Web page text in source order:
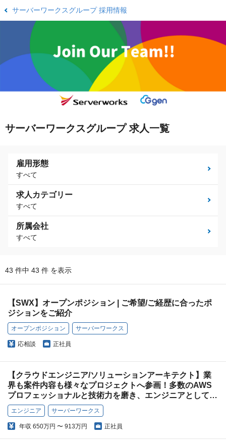
サーバーワークスグループ 採用情報
サーバーワークスグループ 求人一覧
雇用形態
すべて
求人カテゴリー
すべて
所属会社
すべて
43 件中 43 件 を表示
【SWX】オープンポジション | ご希望/ご経歴に合ったポ
ジションをご紹介
オープンポジション サーバーワークス
応相談 正社員
【クラウドエンジニア/ソリューションアーキテクト】業
界も案件内容も様々なプロジェクトへ参画！多数のAWS
プロフェッショナルと技術力を磨き、エンジニアとして成
長しましょう！
エンジニア サーバーワークス
年収 650万円 〜 913万円 正社員